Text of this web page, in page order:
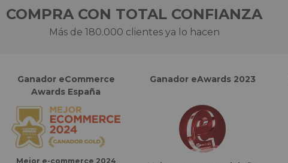
COMPRA CON TOTAL CONFIANZA
Más de 180.000 clientes ya lo hacen
Ganador eCommerce
Awards España
Mejor e-commerce 2024
Ganador eAwards 2023